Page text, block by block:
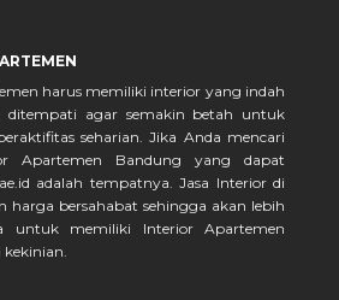
harus memiliki interior yang indah
agar semakin betah untuk
seharian. Jika Anda mencari
Apartemen Bandung yang dapat
adalah tempatnya. Jasa Interior di
harga bersahabat sehingga akan lebih
untuk memiliki Interior Apartemen
kekinian.